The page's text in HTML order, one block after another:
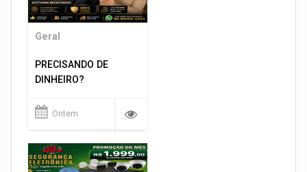
Geral
PRECISANDO DE
DINHEIRO?
Ontem